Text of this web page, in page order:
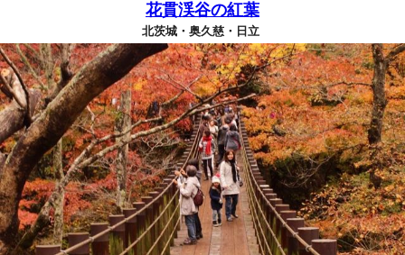
花貫渓谷の紅葉
北茨城・奥久慈・日立